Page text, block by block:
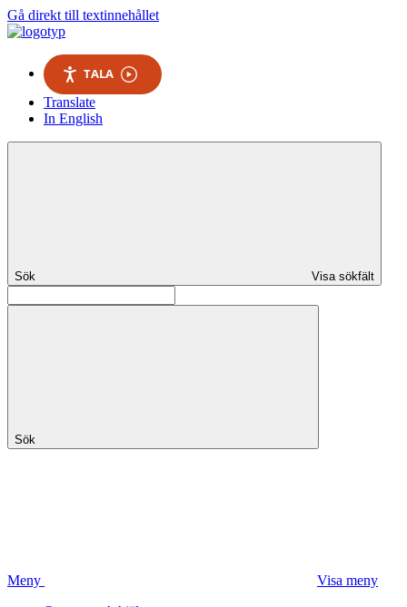
Gå direkt till textinnehållet
TALA
Translate
In English
Sök Visa sökfält
Sök
Meny
Visa meny